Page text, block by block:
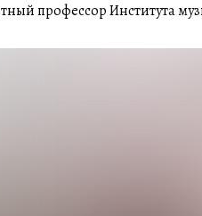
профессор Института